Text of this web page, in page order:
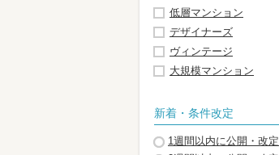
低層マンション
デザイナーズ
ヴィンテージ
大規模マンション
新着・条件改定
1週間以内に公開・改定